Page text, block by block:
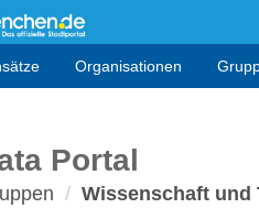
Organisationen
Portal
Wissenschaft und